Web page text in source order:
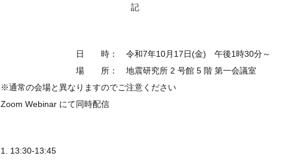
記
日 時： 令和7年10月17日(金) 午後1時30分～
場 所： 地震研究所 2 号館 5 階 第一会議室
※通常の会場と異なりますのでご注意ください
Zoom Webinar にて同時配信
1. 13:30-13:45